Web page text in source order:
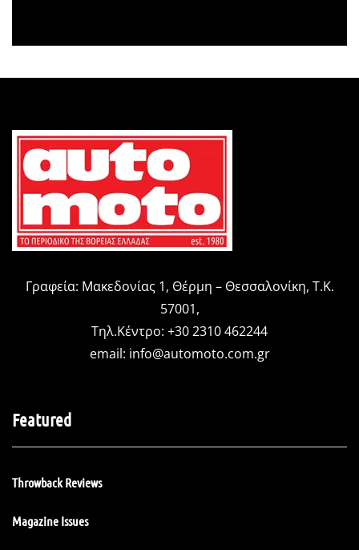
Γραφεία: Μακεδονίας 1, Θέρμη – Θεσσαλονίκη, Τ.Κ.
57001,
Τηλ.Κέντρο: +30 2310 462244
email: info@automoto.com.gr
Featured
Throwback Reviews
Magazine Issues